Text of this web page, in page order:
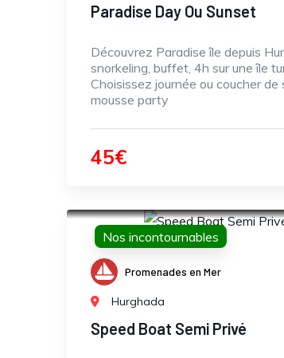
Paradise Day Ou Sunset
Découvrez Paradise île depuis
snorkeling, buffet, 4h sur une île
Choisissez journée ou coucher de
mousse party
45€
Nos incontournables
Promenades en Mer
Hurghada
Speed Boat Semi Privé